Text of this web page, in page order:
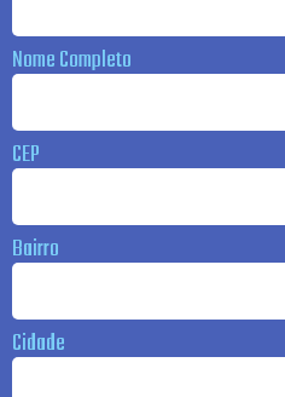
Nome Completo
CEP
Bairro
Cidade